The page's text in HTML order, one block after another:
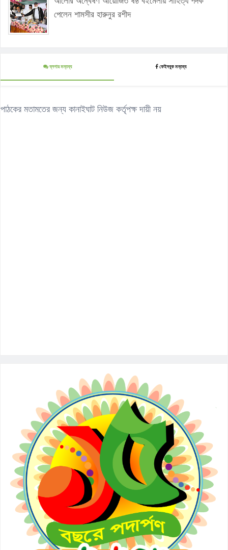
পেলেন শামসীর হারুনুর রশীদ
ব্লগার মন্তব্য ফেইসবুক মন্তব্য
পাঠকের মতামতের জন্য কানাইঘাট নিউজ কর্তৃপক্ষ দায়ী নয়